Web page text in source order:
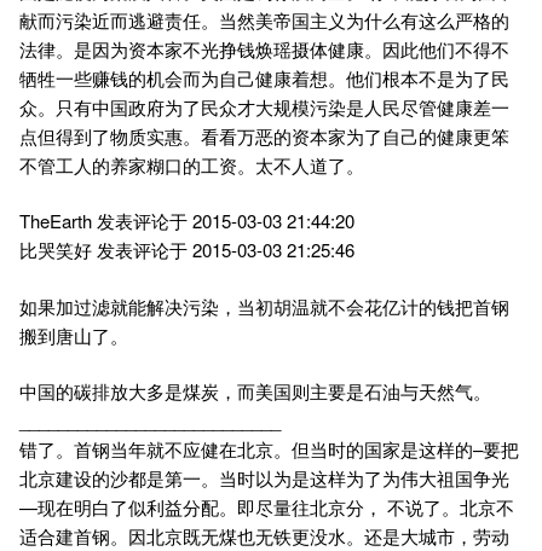
献而污染近而逃避责任。当然美帝国主义为什么有这么严格的
法律。是因为资本家不光挣钱焕瑶摄体健康。因此他们不得不
牺牲一些赚钱的机会而为自己健康着想。他们根本不是为了民
众。只有中国政府为了民众才大规模污染是人民尽管健康差一
点但得到了物质实惠。看看万恶的资本家为了自己的健康更笨
不管工人的养家糊口的工资。太不人道了。
TheEarth 发表评论于 2015-03-03 21:44:20
比哭笑好 发表评论于 2015-03-03 21:25:46
如果加过滤就能解决污染，当初胡温就不会花亿计的钱把首钢
搬到唐山了。
中国的碳排放大多是煤炭，而美国则主要是石油与天然气。
错了。首钢当年就不应健在北京。但当时的国家是这样的–要把
北京建设的沙都是第一。当时以为是这样为了为伟大祖国争光
—现在明白了似利益分配。即尽量往北京分， 不说了。北京不
适合建首钢。因北京既无煤也无铁更没水。还是大城市，劳动